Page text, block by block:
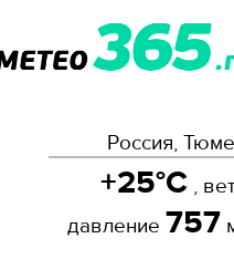
Россия,
+25°C ,
давление 757